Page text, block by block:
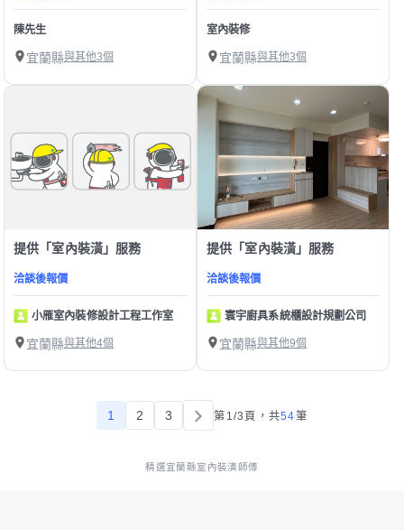
陳先生
宜蘭縣與其他3個
室內裝修
宜蘭縣與其他3個
提供「室內裝潢」服務
洽談後報價
小雁室內裝修設計工程工作室
宜蘭縣與其他4個
提供「室內裝潢」服務
洽談後報價
寰宇廚具系統櫃設計規劃公司
宜蘭縣與其他9個
1 2 3 第1/3頁， 共54筆
精選宜蘭縣室內裝潢師傅